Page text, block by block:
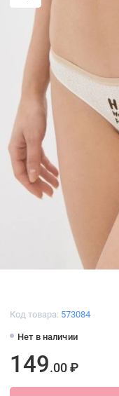
Код товара: 573084
Нет в наличии
149.00 ₽